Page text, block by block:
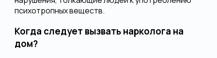
психотропных веществ.
Когда следует вызвать нарколога на
дом?